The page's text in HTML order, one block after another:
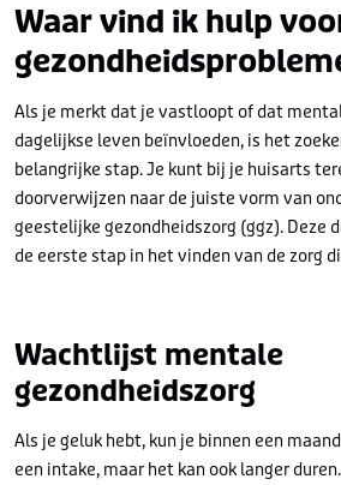
Waar vind ik hulp
Als je merkt dat je vastloopt of dat
dagelijkse leven beïnvloeden, is het
belangrijke stap. Je kunt bij je huisarts
doorverwijzen naar de juiste vorm van
geestelijke gezondheidszorg (ggz). Deze
de eerste stap in het vinden van de zorg
Wachtlijst mentale
gezondheidszorg
Als je geluk hebt, kun je binnen een
een intake, maar het kan ook langer